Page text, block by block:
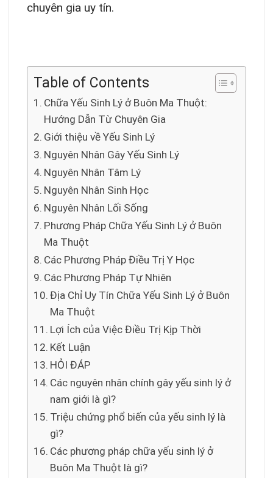
chuyên gia uy tín.
Table of Contents
Chữa Yếu Sinh Lý ở Buôn Ma Thuột:
Hướng Dẫn Từ Chuyên Gia
Giới thiệu về Yếu Sinh Lý
Nguyên Nhân Gây Yếu Sinh Lý
Nguyên Nhân Tâm Lý
Nguyên Nhân Sinh Học
Nguyên Nhân Lối Sống
Phương Pháp Chữa Yếu Sinh Lý ở Buôn
Ma Thuột
Các Phương Pháp Điều Trị Y Học
Các Phương Pháp Tự Nhiên
Địa Chỉ Uy Tín Chữa Yếu Sinh Lý ở Buôn
Ma Thuột
Lợi Ích của Việc Điều Trị Kịp Thời
Kết Luận
HỎI ĐÁP
Các nguyên nhân chính gây yếu sinh lý ở
nam giới là gì?
Triệu chứng phổ biến của yếu sinh lý là
gì?
Các phương pháp chữa yếu sinh lý ở
Buôn Ma Thuột là gì?